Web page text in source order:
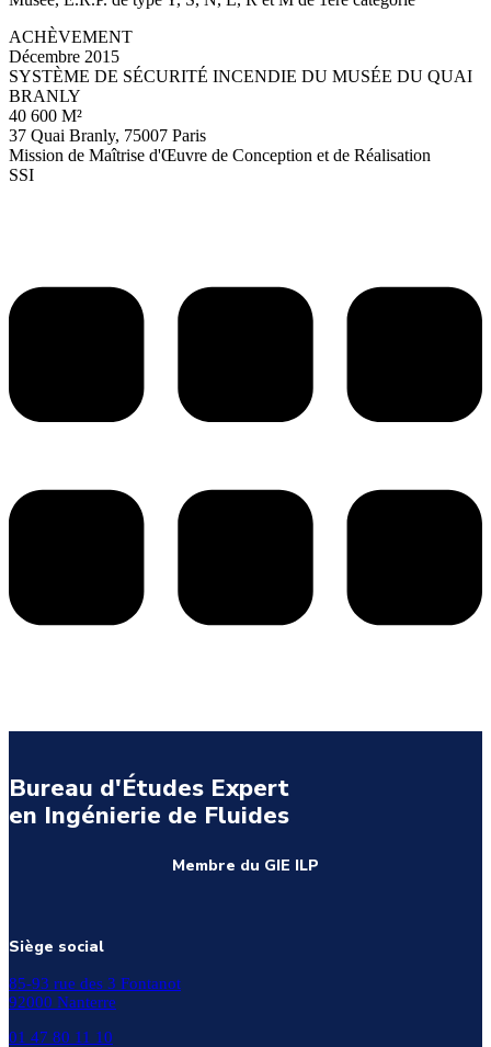
ACHÈVEMENT
Décembre 2015
SYSTÈME DE SÉCURITÉ INCENDIE DU MUSÉE DU QUAI
BRANLY
40 600 M²
37 Quai Branly, 75007 Paris
Mission de Maîtrise d'Œuvre de Conception et de Réalisation
SSI
Bureau d'Études Expert
en Ingénierie de Fluides
Membre du GIE ILP
Siège social
85-93 rue des 3 Fontanot
92000 Nanterre
01 47 80 11 10